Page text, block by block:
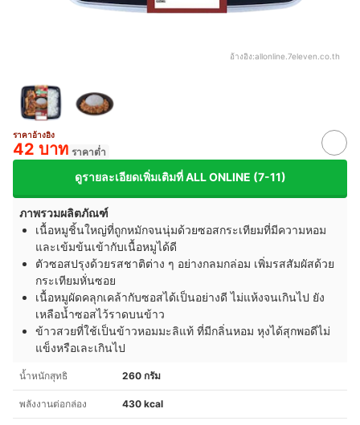
อ้างอิง:allonline.7eleven.co.th
ราคาอ้างอิง
42 บาท ราคาต่ำ
ดูรายละเอียดเพิ่มเติมที่ ALL ONLINE (7-11)
ภาพรวมผลิตภัณฑ์
เนื้อหมูชิ้นใหญ่ที่ถูกหมักจนนุ่มด้วยซอสกระเทียมที่มีความหอม
และเข้มข้นเข้ากับเนื้อหมูได้ดี
ตัวซอสปรุงด้วยรสชาติต่าง ๆ อย่างกลมกล่อม เพิ่มรสสัมผัสด้วย
กระเทียมหั่นซอย
เนื้อหมูผัดคลุกเคล้ากับซอสได้เป็นอย่างดี ไม่แห้งจนเกินไป ยัง
เหลือน้ำซอสไว้ราดบนข้าว
ข้าวสวยที่ใช้เป็นข้าวหอมมะลิแท้ ที่มีกลิ่นหอม หุงได้สุกพอดีไม่
แข็งหรือเละเกินไป
น้ำหนักสุทธิ 260 กรัม
พลังงานต่อกล่อง 430 kcal